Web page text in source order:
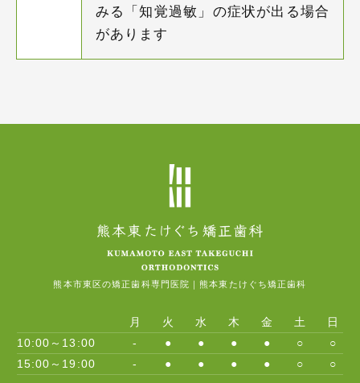
みる「知覚過敏」の症状が出る場合
があります
熊本市東区の矯正歯科専門医院｜熊本東たけぐち矯正歯科
月 火 水 木 金 土
日
10:00～13:00
- ● ● ● ● ○
○
15:00～19:00
- ● ● ● ● ○ ○